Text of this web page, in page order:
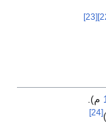
[23]
م).
)
[24]